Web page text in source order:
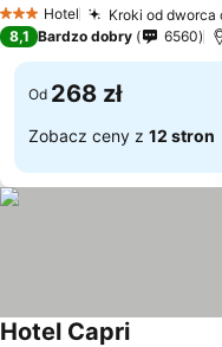
3 Kategoria
Hotel Kroki od dworca
8,1 Bardzo dobry 6560
Od 268 zł
Zobacz ceny z 12 stron
Hotel Capri